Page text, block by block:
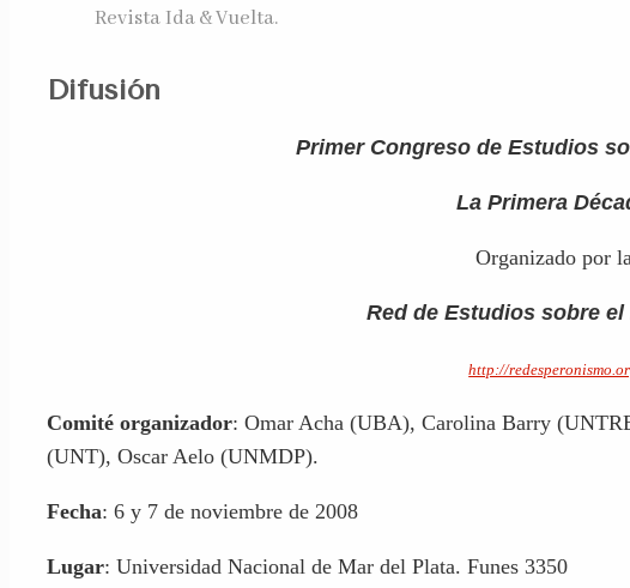
Revista Ida & Vuelta.
Difusión
Primer Congreso de Estudios
La Primera
Organizado por
Red de Estudios sobre
http://
Comité organizador: Omar Acha (UBA), Carolina Barry
(UNT), Oscar Aelo (UNMDP).
Fecha: 6 y 7 de noviembre de 2008
Lugar: Universidad Nacional de Mar del Plata. Funes 3350